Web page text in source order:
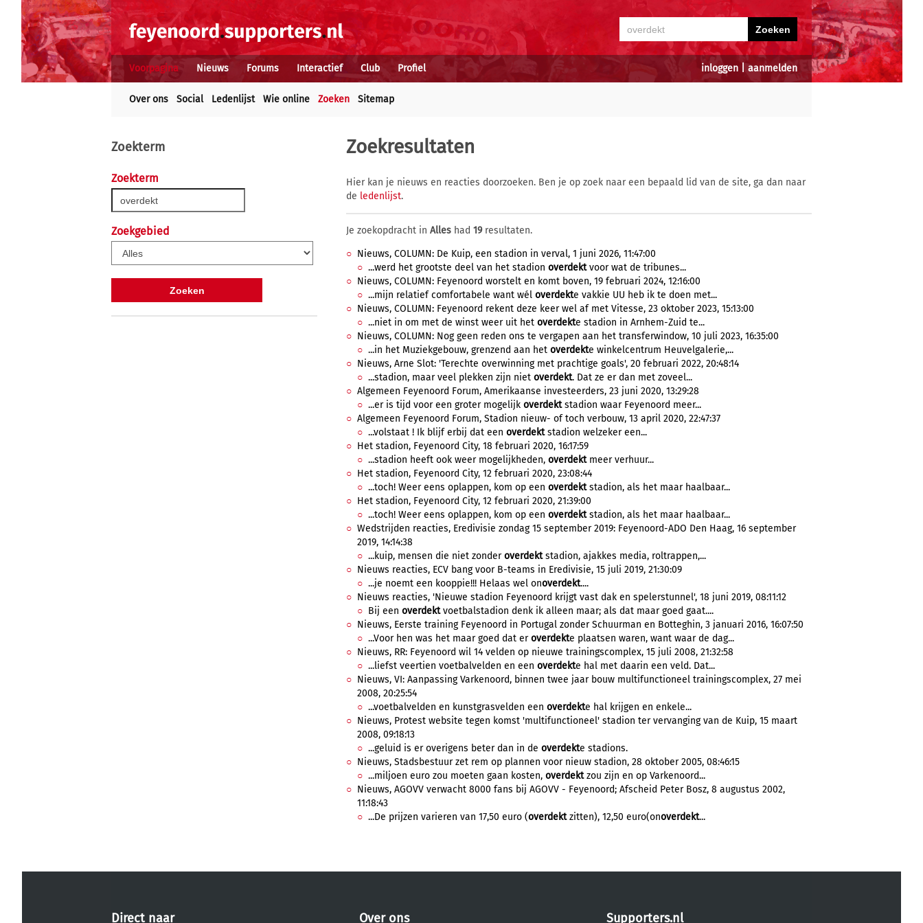
inloggen aanmelden
Voorpagina Nieuws Forums Interactief Club Profiel
Over ons Social Ledenlijst Wie online Zoeken Sitemap
Zoekterm
Zoekterm
Zoekgebied
Zoekresultaten
Hier kan je nieuws en reacties doorzoeken. Ben je op zoek naar een bepaald lid van de site, ga dan naar
de ledenlijst.
Je zoekopdracht in Alles had 19resultaten.
Nieuws, COLUMN: De Kuip, een stadion in verval, 1 juni 2026, 11:47:00
...werd het grootste deel van het stadion overdektvoor wat de tribunes...
Nieuws, COLUMN: Feyenoord worstelt en komt boven, 19 februari 2024, 12:16:00
...mijn relatief comfortabele want wél overdekte vakkie UU heb ik te doen met...
Nieuws, COLUMN: Feyenoord rekent deze keer wel af met Vitesse, 23 oktober 2023, 15:13:00
...niet in om met de winst weer uit het overdekte stadion in Arnhem-Zuid te...
Nieuws, COLUMN: Nog geen reden ons te vergapen aan het transferwindow, 10 juli 2023, 16:35:00
...in het Muziekgebouw, grenzend aan het overdekte winkelcentrum Heuvelgalerie,...
Nieuws, Arne Slot: 'Terechte overwinning met prachtige goals', 20 februari 2022, 20:48:14
...stadion, maar veel plekken zijn niet overdekt. Dat ze er dan met zoveel...
Algemeen Feyenoord Forum, Amerikaanse investeerders, 23 juni 2020, 13:29:28
...er is tijd voor een groter mogelijk overdektstadion waar Feyenoord meer...
Algemeen Feyenoord Forum, Stadion nieuw- of toch verbouw, 13 april 2020, 22:47:37
...volstaat ! Ik blijf erbij dat een overdektstadion welzeker een...
Het stadion, Feyenoord City, 18 februari 2020, 16:17:59
...stadion heeft ook weer mogelijkheden, overdektmeer verhuur...
Het stadion, Feyenoord City, 12 februari 2020, 23:08:44
...toch! Weer eens oplappen, kom op een overdektstadion, als het maar haalbaar...
Het stadion, Feyenoord City, 12 februari 2020, 21:39:00
...toch! Weer eens oplappen, kom op een overdektstadion, als het maar haalbaar...
Wedstrijden reacties, Eredivisie zondag 15 september 2019: Feyenoord-ADO Den Haag, 16 september
2019, 14:14:38
...kuip, mensen die niet zonderoverdektstadion, ajakkes media, roltrappen,...
Nieuws reacties, ECV bang voor B-teams in Eredivisie, 15 juli 2019, 21:30:09
...je noemt een kooppie!!! Helaas wel onoverdekt....
Nieuws reacties, 'Nieuwe stadion Feyenoord krijgt vast dak en spelerstunnel', 18 juni 2019, 08:11:12
Bij een overdektvoetbalstadion denk ik alleen maar; als dat maar goed gaat....
Nieuws, Eerste training Feyenoord in Portugal zonder Schuurman en Botteghin, 3 januari 2016, 16:07:50
...Voor hen was het maar goed dat eroverdekte plaatsen waren, want waar de dag...
Nieuws, RR: Feyenoord wil 14 velden op nieuwe trainingscomplex, 15 juli 2008, 21:32:58
...liefst veertien voetbalvelden en een overdekte hal met daarin een veld. Dat...
Nieuws, VI: Aanpassing Varkenoord, binnen twee jaar bouw multifunctioneel trainingscomplex, 27 mei
2008, 20:25:54
...voetbalvelden en kunstgrasvelden een overdekte hal krijgen en enkele...
Nieuws, Protest website tegen komst 'multifunctioneel' stadion ter vervanging van de Kuip, 15 maart
2008, 09:18:13
...geluid is er overigens beter dan in de overdekte stadions.
Nieuws, Stadsbestuur zet rem op plannen voor nieuw stadion, 28 oktober 2005, 08:46:15
...miljoen euro zou moeten gaan kosten, overdektzou zijn en op Varkenoord...
Nieuws, AGOVV verwacht 8000 fans bij AGOVV - Feyenoord; Afscheid Peter Bosz, 8 augustus 2002,
11:18:43
...De prijzen varieren van 17,50 euro (overdektzitten), 12,50 euro(onoverdekt...
Direct naar Over ons Supporters.nl